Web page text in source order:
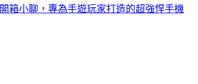
開箱小聊，專為手遊玩家打造的超強悍手機